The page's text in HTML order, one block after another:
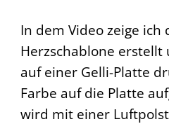
In dem Video zeige
Herzschablone
auf einer Gelli-Platte
Farbe auf die Platte
wird mit einer